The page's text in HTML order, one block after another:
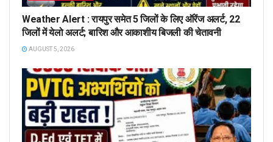
Weather Alert : रायपुर समेत 5 जिलों के लिए ऑरेंज अलर्ट, 22
जिलों में येलो अलर्ट; बारिश और आकाशीय बिजली की चेतावनी
AUGUST 5, 2026